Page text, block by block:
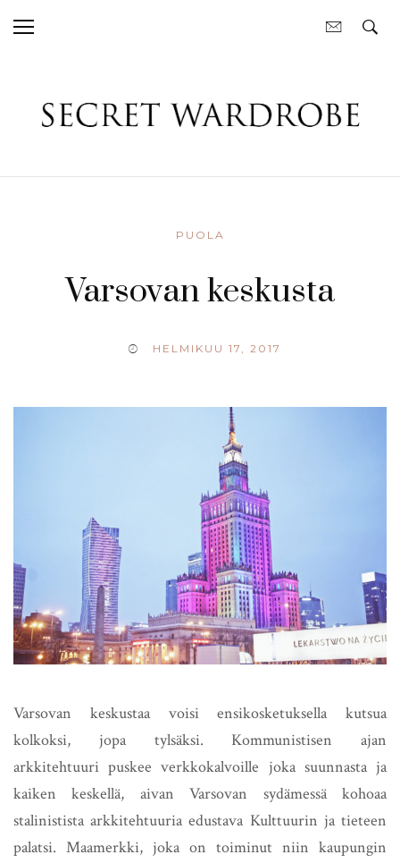
PUOLA
Varsovan keskusta
HELMIKUU 17, 2017
Varsovan keskustaa voisi ensikosketuksella kutsua
kolkoksi, jopa tylsäksi. Kommunistisen ajan
arkkitehtuuri puskee verkkokalvoille joka suunnasta ja
kaiken keskellä, aivan Varsovan sydämessä kohoaa
stalinistista arkkitehtuuria edustava Kulttuurin ja tieteen
palatsi. Maamerkki, joka on toiminut niin kaupungin